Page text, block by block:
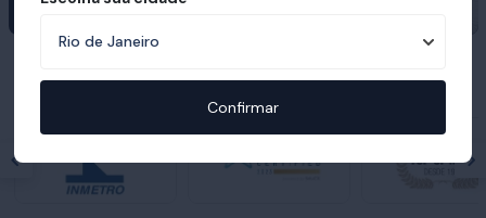
Ortobom
Confirmar